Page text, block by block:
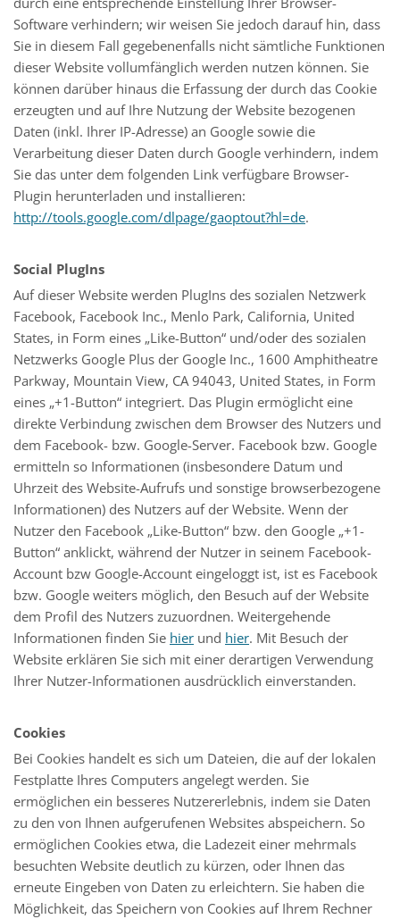
Software verhindern; wir weisen Sie jedoch darauf hin, dass
Sie in diesem Fall gegebenenfalls nicht sämtliche Funktionen
dieser Website vollumfänglich werden nutzen können. Sie
können darüber hinaus die Erfassung der durch das Cookie
erzeugten und auf Ihre Nutzung der Website bezogenen
Daten (inkl. Ihrer IP-Adresse) an Google sowie die
Verarbeitung dieser Daten durch Google verhindern, indem
Sie das unter dem folgenden Link verfügbare Browser-
Plugin herunterladen und installieren:
http://tools.google.com/dlpage/gaoptout?hl=de.
Social PlugIns
Auf dieser Website werden PlugIns des sozialen Netzwerk
Facebook, Facebook Inc., Menlo Park, California, United
States, in Form eines „Like-Button“ und/oder des sozialen
Netzwerks Google Plus der Google Inc., 1600 Amphitheatre
Parkway, Mountain View, CA 94043, United States, in Form
eines „+1-Button“ integriert. Das Plugin ermöglicht eine
direkte Verbindung zwischen dem Browser des Nutzers und
dem Facebook- bzw. Google-Server. Facebook bzw. Google
ermitteln so Informationen (insbesondere Datum und
Uhrzeit des Website-Aufrufs und sonstige browserbezogene
Informationen) des Nutzers auf der Website. Wenn der
Nutzer den Facebook „Like-Button“ bzw. den Google „+1-
Button“ anklickt, während der Nutzer in seinem Facebook-
Account bzw Google-Account eingeloggt ist, ist es Facebook
bzw. Google weiters möglich, den Besuch auf der Website
dem Profil des Nutzers zuzuordnen. Weitergehende
Informationen finden Sie hier und hier. Mit Besuch der
Website erklären Sie sich mit einer derartigen Verwendung
Ihrer Nutzer-Informationen ausdrücklich einverstanden.
Cookies
Bei Cookies handelt es sich um Dateien, die auf der lokalen
Festplatte Ihres Computers angelegt werden. Sie
ermöglichen ein besseres Nutzererlebnis, indem sie Daten
zu den von Ihnen aufgerufenen Websites abspeichern. So
ermöglichen Cookies etwa, die Ladezeit einer mehrmals
besuchten Website deutlich zu kürzen, oder Ihnen das
erneute Eingeben von Daten zu erleichtern. Sie haben die
Möglichkeit, das Speichern von Cookies auf Ihrem Rechner